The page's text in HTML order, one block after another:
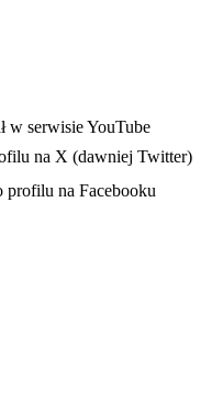
karcie
w serwisie YouTube
na X (dawniej Twitter)
karcie
profilu na Facebooku